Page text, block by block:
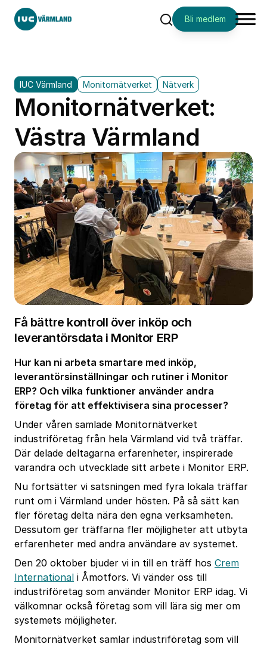
SökBli medlem
IUC Värmland Monitornätverket Nätverk
Monitornätverket:
Västra Värmland
Få bättre kontroll över inköp och
leverantörsdata i Monitor ERP
Hur kan ni arbeta smartare med inköp,
leverantörsinställningar och rutiner i Monitor
ERP? Och vilka funktioner använder andra
företag för att effektivisera sina processer?
Under våren samlade Monitornätverket
industriföretag från hela Värmland vid två träffar.
Där delade deltagarna erfarenheter, inspirerade
varandra och utvecklade sitt arbete i Monitor ERP.
Nu fortsätter vi satsningen med fyra lokala träffar
runt om i Värmland under hösten. På så sätt kan
fler företag delta nära den egna verksamheten.
Dessutom ger träffarna fler möjligheter att utbyta
erfarenheter med andra användare av systemet.
Den 20 oktober bjuder vi in till en träff hos Crem
International i Åmotfors. Vi vänder oss till
industriföretag som använder Monitor ERP idag. Vi
välkomnar också företag som vill lära sig mer om
systemets möjligheter.
Monitornätverket samlar industriföretag som vill